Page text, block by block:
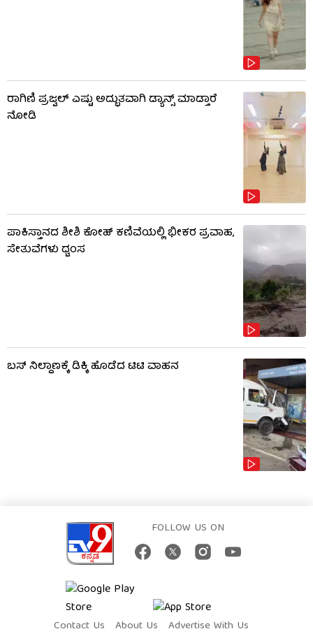
ರಾಗಿಣಿ ಪ್ರಜ್ವಲ್ ಎಷ್ಟು ಅದ್ಭುತವಾಗಿ ಡ್ಯಾನ್ಸ್ ಮಾಡ್ತಾರೆ
ನೋಡಿ
ಪಾಕಿಸ್ತಾನದ ಶೀಶಿ ಕೋಹ್ ಕಣಿವೆಯಲ್ಲಿ ಭೀಕರ ಪ್ರವಾಹ,
ಸೇತುವೆಗಳು ಧ್ವಂಸ
ಬಸ್​​ ನಿಲ್ದಾಣಕ್ಕೆ ಡಿಕ್ಕಿ ಹೊಡೆದ ಟಿಟಿ ವಾಹನ
FOLLOW US ON
Contact Us About Us
Advertise With Us